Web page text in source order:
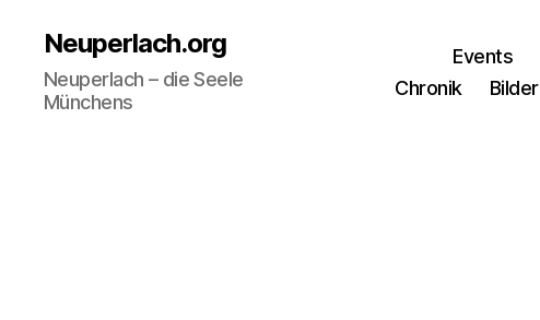
Neuperlach.org
Neuperlach – die Seele
Münchens
Events
Chronik
Bilder